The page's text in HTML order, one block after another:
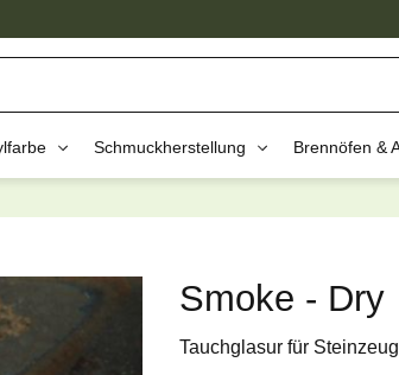
Schmuckherstellung Brennöfen &
produkter kan intressera
Smoke - Dry
Tauchglasur für Steinzeug